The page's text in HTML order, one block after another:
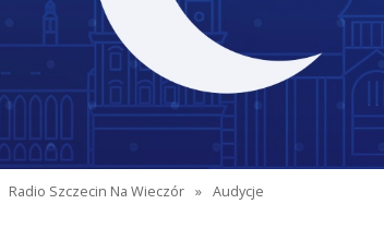
Radio Szczecin Na Wieczór » Audycje